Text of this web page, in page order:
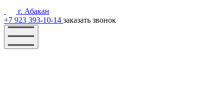
г. Абакан
+7 923 393-10-14 заказать звонок